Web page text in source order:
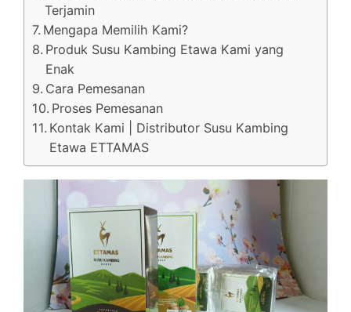
Terjamin
Mengapa Memilih Kami?
Produk Susu Kambing Etawa Kami yang
Enak
Cara Pemesanan
Proses Pemesanan
Kontak Kami | Distributor Susu Kambing
Etawa ETTAMAS